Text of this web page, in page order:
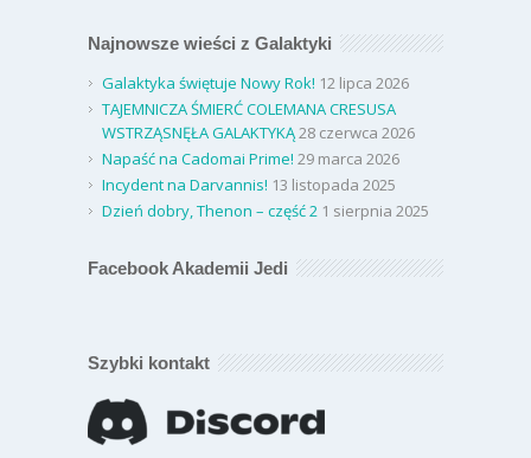
Najnowsze wieści z Galaktyki
Galaktyka świętuje Nowy Rok! 12 lipca 2026
TAJEMNICZA ŚMIERĆ COLEMANA CRESUSA
WSTRZĄSNĘŁA GALAKTYKĄ28 czerwca 2026
Napaść na Cadomai Prime! 29 marca 2026
Incydent na Darvannis! 13 listopada 2025
Dzień dobry, Thenon – część 2 1 sierpnia 2025
Facebook Akademii Jedi
Szybki kontakt